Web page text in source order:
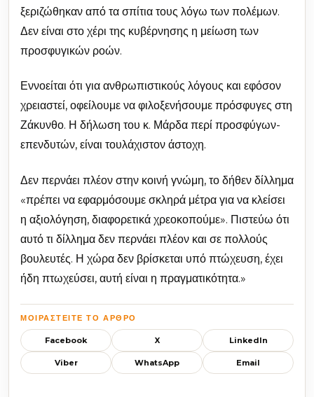
ξεριζώθηκαν από τα σπίτια τους λόγω των πολέμων.
Δεν είναι στο χέρι της κυβέρνησης η μείωση των
προσφυγικών ροών.
Εννοείται ότι για ανθρωπιστικούς λόγους και εφόσον
χρειαστεί, οφείλουμε να φιλοξενήσουμε πρόσφυγες στη
Ζάκυνθο. Η δήλωση του κ. Μάρδα περί προσφύγων-
επενδυτών, είναι τουλάχιστον άστοχη.
Δεν περνάει πλέον στην κοινή γνώμη, το δήθεν δίλλημα
«πρέπει να εφαρμόσουμε σκληρά μέτρα για να κλείσει
η αξιολόγηση, διαφορετικά χρεοκοπούμε». Πιστεύω ότι
αυτό τι δίλλημα δεν περνάει πλέον και σε πολλούς
βουλευτές. Η χώρα δεν βρίσκεται υπό πτώχευση, έχει
ήδη πτωχεύσει, αυτή είναι η πραγματικότητα.»
ΜΟΙΡΑΣΤΕΊΤΕ ΤΟ ΆΡΘΡΟ
Facebook X LinkedIn
Viber WhatsApp Email